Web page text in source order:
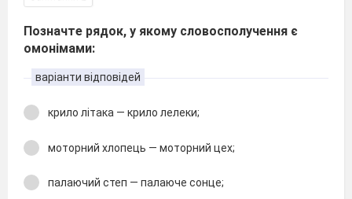
Позначте рядок, у якому словосполучення є
омонімами:
варіанти відповідей
крило літака — крило лелеки;
моторний хлопець — моторний цех;
палаючий степ — палаюче сонце;